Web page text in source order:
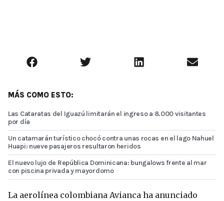
MÁS COMO ESTO:
Las Cataratas del Iguazú limitarán el ingreso a 8.000 visitantes
por día
Un catamarán turístico chocó contra unas rocas en el lago Nahuel
Huapi: nueve pasajeros resultaron heridos
El nuevo lujo de República Dominicana: bungalows frente al mar
con piscina privada y mayordomo
La aerolínea colombiana Avianca ha anunciado